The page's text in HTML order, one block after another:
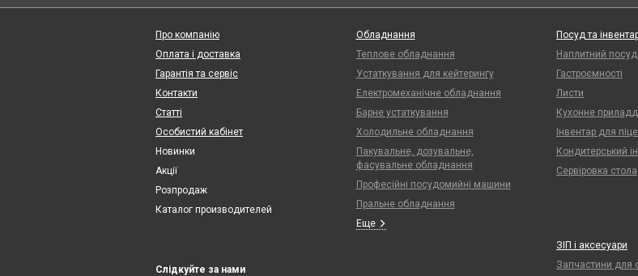
Про компанію
Оплата і доставка
Гарантія та сервіс
Контакти
Статті
Особистий кабінет
Новинки
Акції
Розпродаж
Каталог производителей
Слідкуйте за нами
Обладнання
Теплове обладнання
Устаткування для кейтерингу
Електромеханічне обладнання
Барне устаткування
Холодильне обладнання
Пакувальне, дозувальне,
фасувальне обладнання
Професійні посудомийні машини
Пральне обладнання
Еще
Посуд та
Наплитний посуд
Гастроємності
Листи
Кухонне
Інвентар для
Кондитерський
Сервіровка стола
ЗІП і аксесуари
Запчастини для